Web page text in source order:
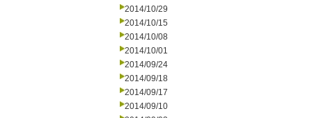
2014/10/29
2014/10/15
2014/10/08
2014/10/01
2014/09/24
2014/09/18
2014/09/17
2014/09/10